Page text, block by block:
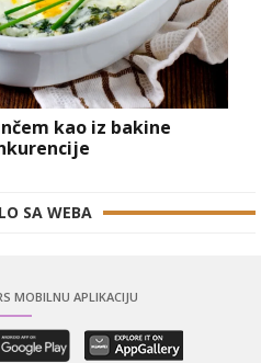
kao iz bakine
SA WEBA
MOBILNU APLIKACIJU